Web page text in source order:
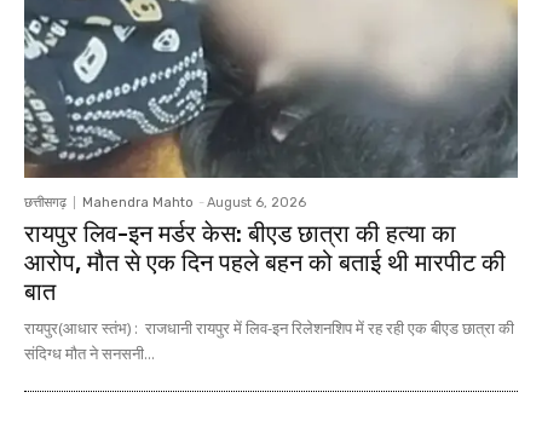
छत्तीसगढ़ Mahendra Mahto - August 6, 2026
रायपुर लिव-इन मर्डर केस: बीएड छात्रा की हत्या का
आरोप, मौत से एक दिन पहले बहन को बताई थी मारपीट की
बात
रायपुर(आधार स्तंभ) : राजधानी रायपुर में लिव-इन रिलेशनशिप में रह रही एक बीएड छात्रा की
संदिग्ध मौत ने सनसनी...